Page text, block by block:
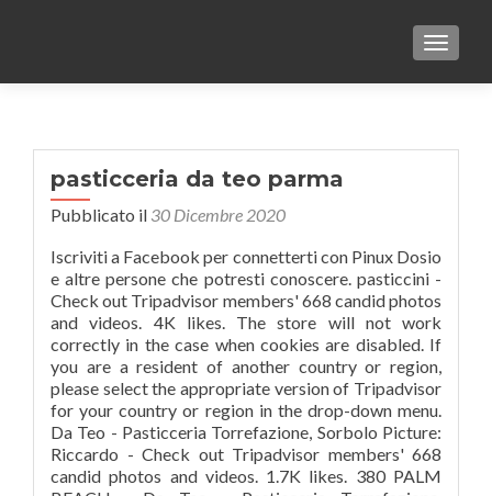
pasticceria da teo parma
Pubblicato il 30 Dicembre 2020
Iscriviti a Facebook per connetterti con Pinux Dosio
e altre persone che potresti conoscere. pasticcini -
Check out Tripadvisor members' 668 candid photos
and videos. 4K likes. The store will not work
correctly in the case when cookies are disabled. If
you are a resident of another country or region,
please select the appropriate version of Tripadvisor
for your country or region in the drop-down menu.
Da Teo - Pasticceria Torrefazione, Sorbolo Picture:
Riccardo - Check out Tripadvisor members' 668
candid photos and videos. 1.7K likes. 380 PALM